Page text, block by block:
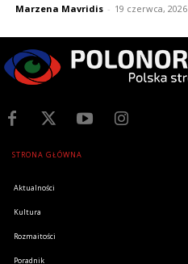
Marzena Mavridis - 19 czerwca, 2026
STRONA GŁÓWNA
Aktualności
Kultura
Rozmaitości
Poradnik